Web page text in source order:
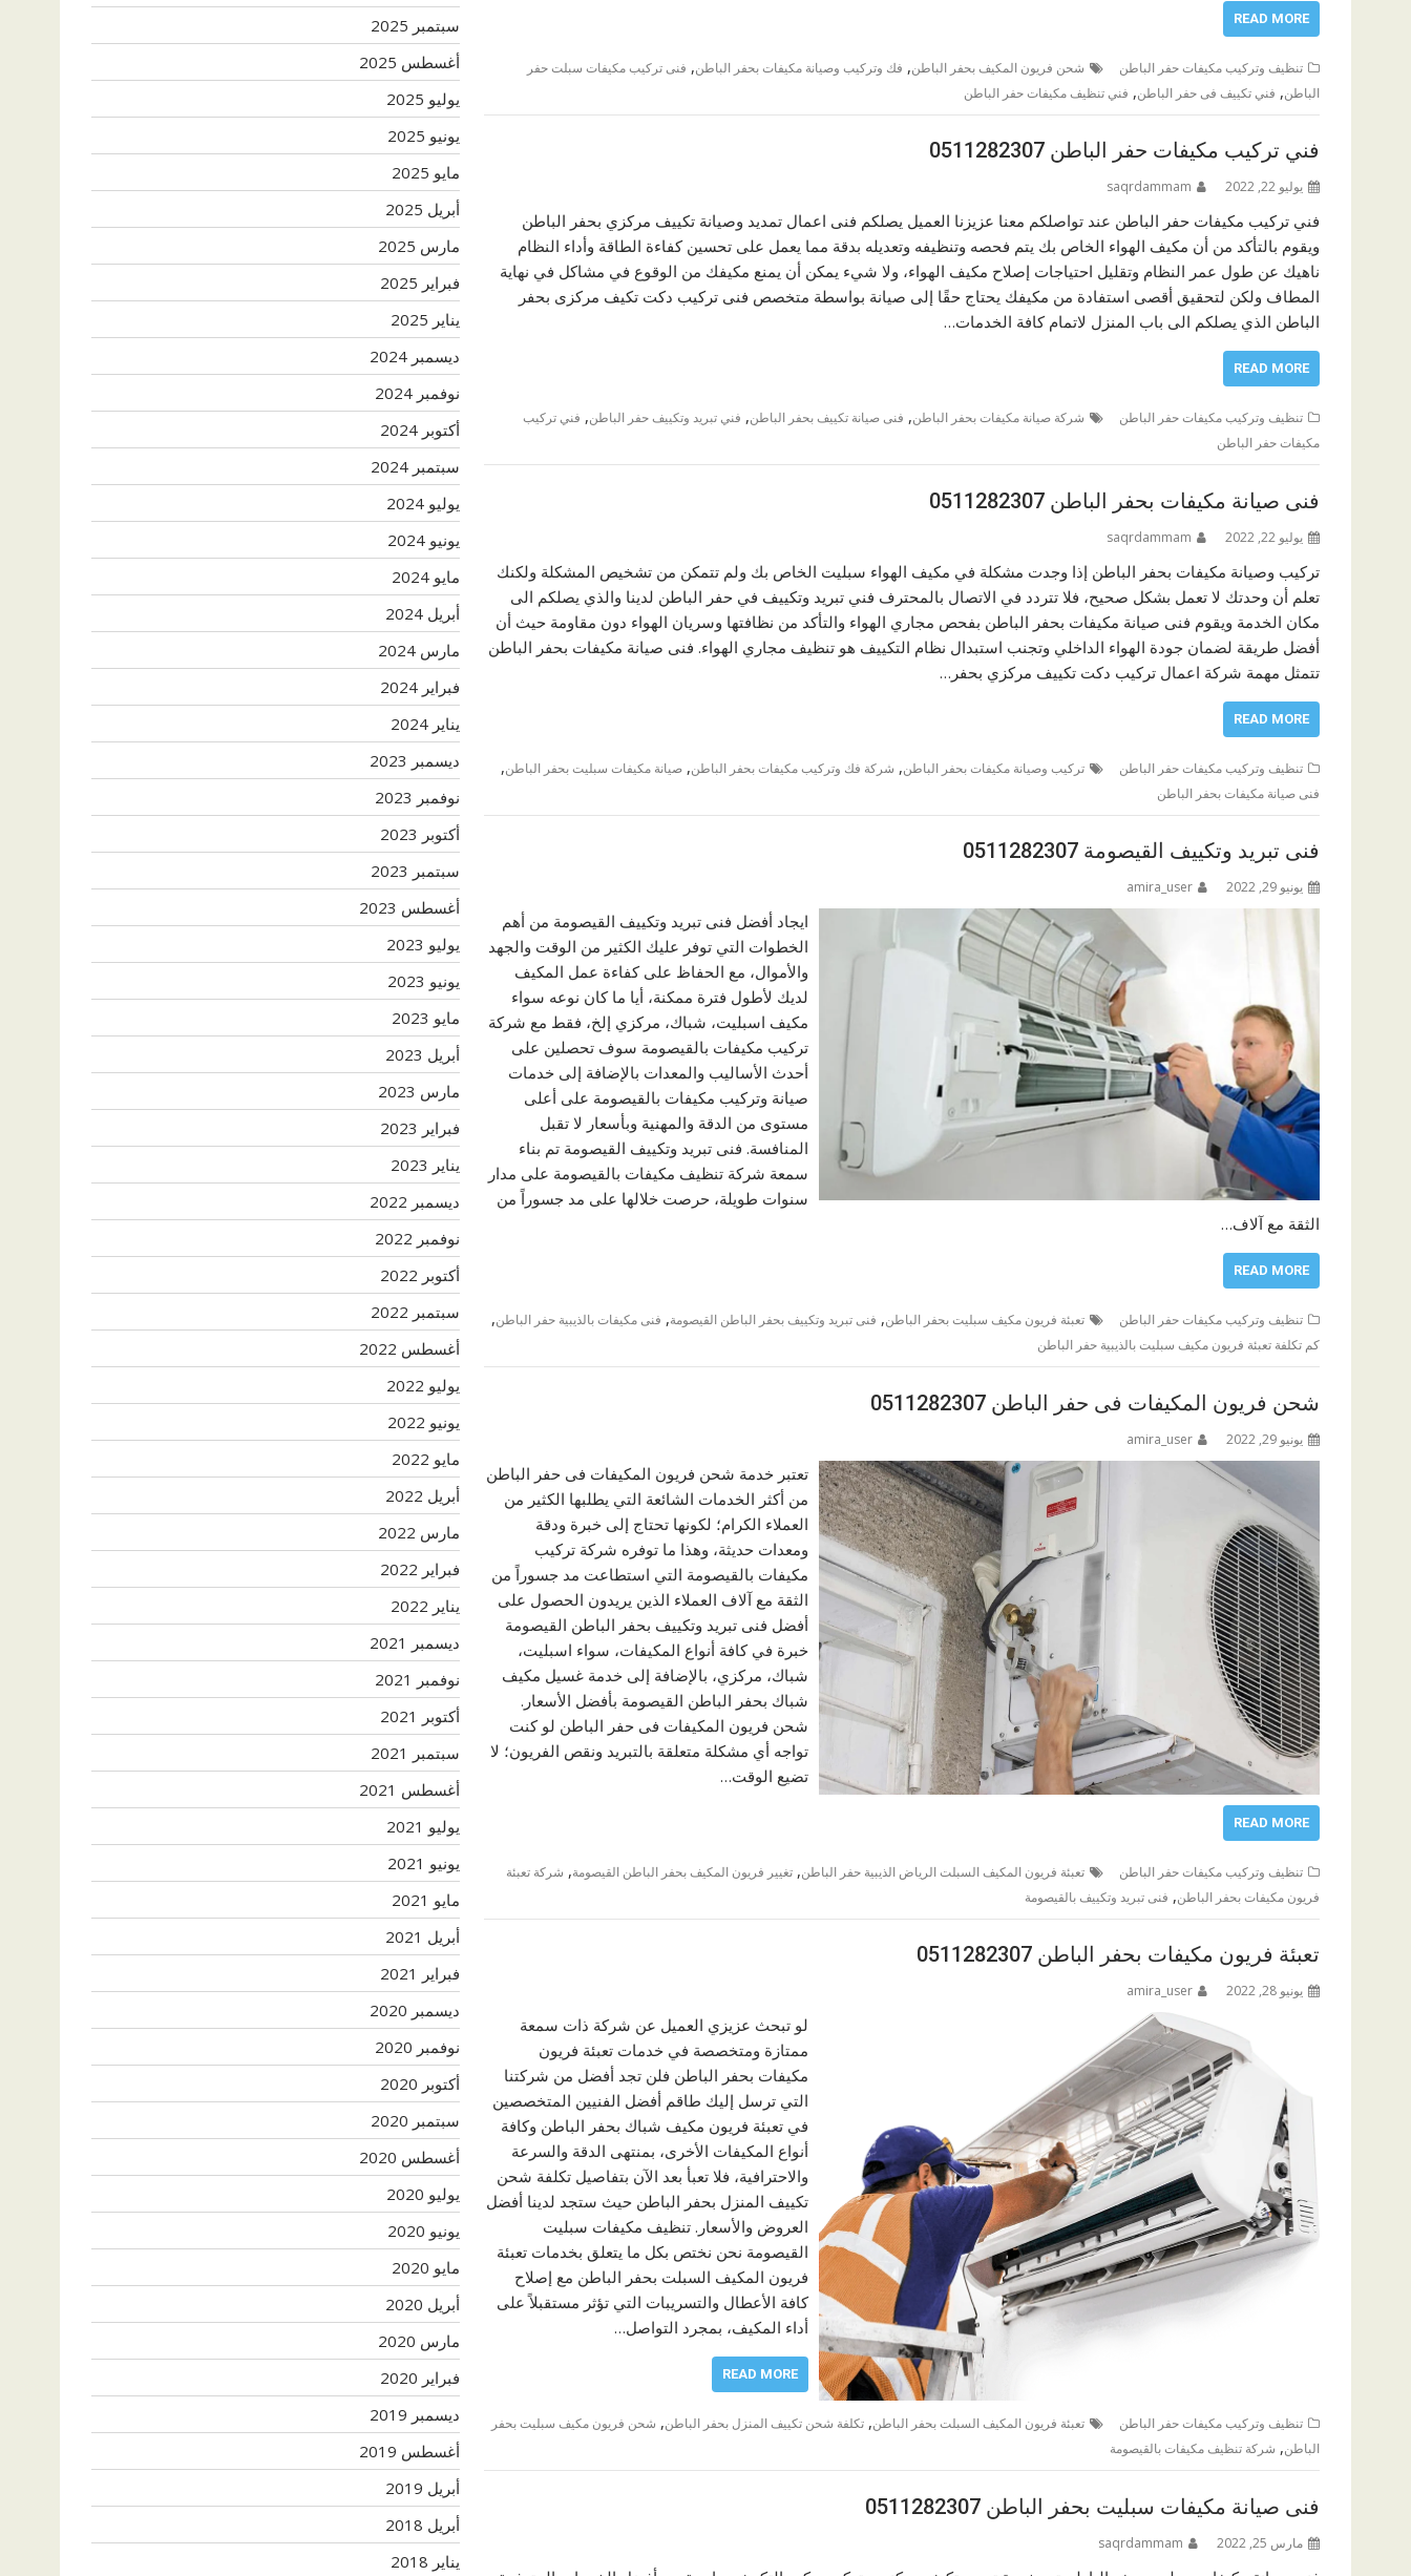
READ MORE
تنظيف وتركيب مكيفات حفر الباطن شحن فريون المكيف بحفر الباطن, فك وتركيب وصيانة مكيفات بحفر الباطن, فنى تركيب مكيفات سبلت حفر
الباطن, فني تكييف فى حفر الباطن, فني تنظيف مكيفات حفر الباطن
فني تركيب مكيفات حفر الباطن 0511282307
يوليو 22, 2022 saqrdammam
فني تركيب مكيفات حفر الباطن عند تواصلكم معنا عزيزنا العميل يصلكم فنى اعمال تمديد وصيانة تكييف مركزي بحفر الباطن
ويقوم بالتأكد من أن مكيف الهواء الخاص بك يتم فحصه وتنظيفه وتعديله بدقة مما يعمل على تحسين كفاءة الطاقة وأداء النظام
ناهيك عن طول عمر النظام وتقليل احتياجات إصلاح مكيف الهواء، ولا شيء يمكن أن يمنع مكيفك من الوقوع في مشاكل في نهاية
المطاف ولكن لتحقيق أقصى استفادة من مكيفك يحتاج حقًا إلى صيانة بواسطة متخصص فنى تركيب دكت تكيف مركزى بحفر
الباطن الذي يصلكم الى باب المنزل لاتمام كافة الخدمات…
READ MORE
تنظيف وتركيب مكيفات حفر الباطن شركة صيانة مكيفات بحفر الباطن, فنى صيانة تكييف بحفر الباطن, فني تبريد وتكييف حفر الباطن, فني تركيب
مكيفات حفر الباطن
فنى صيانة مكيفات بحفر الباطن 0511282307
يوليو 22, 2022 saqrdammam
تركيب وصيانة مكيفات بحفر الباطن إذا وجدت مشكلة في مكيف الهواء سبليت الخاص بك ولم تتمكن من تشخيص المشكلة ولكنك
تعلم أن وحدتك لا تعمل بشكل صحيح، فلا تتردد في الاتصال بالمحترف فني تبريد وتكييف في حفر الباطن لدينا والذي يصلكم الى
مكان الخدمة ويقوم فنى صيانة مكيفات بحفر الباطن بفحص مجاري الهواء والتأكد من نظافتها وسريان الهواء دون مقاومة حيث أن
أفضل طريقة لضمان جودة الهواء الداخلي وتجنب استبدال نظام التكييف هو تنظيف مجاري الهواء. فنى صيانة مكيفات بحفر الباطن
تتمثل مهمة شركة اعمال تركيب دكت تكييف مركزي بحفر…
READ MORE
تنظيف وتركيب مكيفات حفر الباطن تركيب وصيانة مكيفات بحفر الباطن, شركة فك وتركيب مكيفات بحفر الباطن, صيانة مكيفات سبليت بحفر الباطن,
فنى صيانة مكيفات بحفر الباطن
فنى تبريد وتكييف القيصومة 0511282307
يونيو 29, 2022 amira_user
ايجاد أفضل فنى تبريد وتكييف القيصومة من أهم
الخطوات التي توفر عليك الكثير من الوقت والجهد
والأموال، مع الحفاظ على كفاءة عمل المكيف
لديك لأطول فترة ممكنة، أيا ما كان نوعه سواء
مكيف اسبليت، شباك، مركزي إلخ، فقط مع شركة
تركيب مكيفات بالقيصومة سوف تحصلين على
أحدث الأساليب والمعدات بالإضافة إلى خدمات
صيانة وتركيب مكيفات بالقيصومة على أعلى
مستوى من الدقة والمهنية وبأسعار لا تقبل
المنافسة. فنى تبريد وتكييف القيصومة تم بناء
سمعة شركة تنظيف مكيفات بالقيصومة على مدار
سنوات طويلة، حرصت خلالها على مد جسوراً من
الثقة مع آلاف…
READ MORE
تنظيف وتركيب مكيفات حفر الباطن تعبئة فريون مكيف سبليت بحفر الباطن, فنى تبريد وتكييف بحفر الباطن القيصومة, فنى مكيفات بالذيبية حفر الباطن,
كم تكلفة تعبئة فريون مكيف سبليت بالذيبية حفر الباطن
شحن فريون المكيفات فى حفر الباطن 0511282307
يونيو 29, 2022 amira_user
تعتبر خدمة شحن فريون المكيفات فى حفر الباطن
من أكثر الخدمات الشائعة التي يطلبها الكثير من
العملاء الكرام؛ لكونها تحتاج إلى خبرة ودقة
ومعدات حديثة، وهذا ما توفره شركة تركيب
مكيفات بالقيصومة التي استطاعت مد جسوراً من
الثقة مع آلاف العملاء الذين يريدون الحصول على
أفضل فنى تبريد وتكييف بحفر الباطن القيصومة
خبرة في كافة أنواع المكيفات، سواء اسبليت،
شباك، مركزي، بالإضافة إلى خدمة غسيل مكيف
شباك بحفر الباطن القيصومة بأفضل الأسعار.
شحن فريون المكيفات فى حفر الباطن لو كنت
تواجه أي مشكلة متعلقة بالتبريد ونقص الفريون؛ لا
تضيع الوقت…
READ MORE
تنظيف وتركيب مكيفات حفر الباطن تعبئة فريون المكيف السبلت الرياض الذيبية حفر الباطن, تغيير فريون المكيف بحفر الباطن القيصومة, شركة تعبئة
فريون مكيفات بحفر الباطن, فنى تبريد وتكييف بالقيصومة
تعبئة فريون مكيفات بحفر الباطن 0511282307
يونيو 28, 2022 amira_user
لو تبحث عزيزي العميل عن شركة ذات سمعة
ممتازة ومتخصصة في خدمات تعبئة فريون
مكيفات بحفر الباطن فلن تجد أفضل من شركتنا
التي ترسل إليك طاقم أفضل الفنيين المتخصصين
في تعبئة فريون مكيف شباك بحفر الباطن وكافة
أنواع المكيفات الأخرى، بمنتهى الدقة والسرعة
والاحترافية، فلا تعبأ بعد الآن بتفاصيل تكلفة شحن
تكييف المنزل بحفر الباطن حيث ستجد لدينا أفضل
العروض والأسعار. تنظيف مكيفات سبليت
القيصومة نحن نختص بكل ما يتعلق بخدمات تعبئة
فريون المكيف السبلت بحفر الباطن مع إصلاح
كافة الأعطال والتسريبات التي تؤثر مستقبلاً على
أداء المكيف، بمجرد التواصل…
READ MORE
تنظيف وتركيب مكيفات حفر الباطن تعبئة فريون المكيف السبلت بحفر الباطن, تكلفة شحن تكييف المنزل بحفر الباطن, شحن فريون مكيف سبليت بحفر
الباطن, شركة تنظيف مكيفات بالقيصومة
فنى صيانة مكيفات سبليت بحفر الباطن 0511282307
مارس 25, 2022 saqrdammam
سبتمبر 2025
أغسطس 2025
يوليو 2025
يونيو 2025
مايو 2025
أبريل 2025
مارس 2025
فبراير 2025
يناير 2025
ديسمبر 2024
نوفمبر 2024
أكتوبر 2024
سبتمبر 2024
يوليو 2024
يونيو 2024
مايو 2024
أبريل 2024
مارس 2024
فبراير 2024
يناير 2024
ديسمبر 2023
نوفمبر 2023
أكتوبر 2023
سبتمبر 2023
أغسطس 2023
يوليو 2023
يونيو 2023
مايو 2023
أبريل 2023
مارس 2023
فبراير 2023
يناير 2023
ديسمبر 2022
نوفمبر 2022
أكتوبر 2022
سبتمبر 2022
أغسطس 2022
يوليو 2022
يونيو 2022
مايو 2022
أبريل 2022
مارس 2022
فبراير 2022
يناير 2022
ديسمبر 2021
نوفمبر 2021
أكتوبر 2021
سبتمبر 2021
أغسطس 2021
يوليو 2021
يونيو 2021
مايو 2021
أبريل 2021
فبراير 2021
ديسمبر 2020
نوفمبر 2020
أكتوبر 2020
سبتمبر 2020
أغسطس 2020
يوليو 2020
يونيو 2020
مايو 2020
أبريل 2020
مارس 2020
فبراير 2020
ديسمبر 2019
أغسطس 2019
أبريل 2019
أبريل 2018
يناير 2018